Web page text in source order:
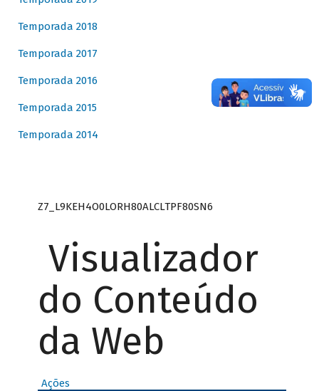
Temporada 2018
Temporada 2017
Temporada 2016
Temporada 2015
Temporada 2014
Z7_L9KEH4O0LORH80ALCLTPF80SN6
Visualizador
do Conteúdo
da Web
Ações